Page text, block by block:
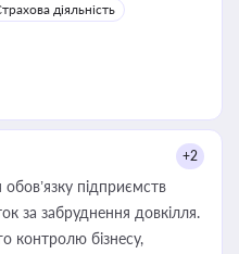
діяльність
+2
обов’язку підприємств
за забруднення довкілля.
контролю бізнесу,